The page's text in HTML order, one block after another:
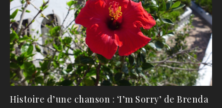
Histoire d’une chanson : ‘I’m Sorry’ de Brenda